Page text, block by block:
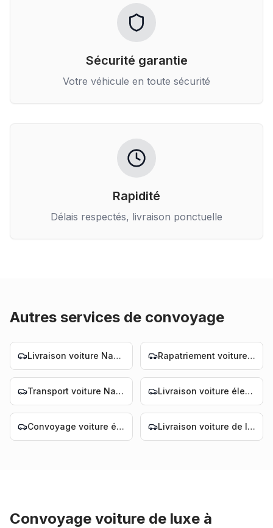
Sécurité garantie
Votre véhicule en toute sécurité
Rapidité
Délais respectés, livraison ponctuelle
Autres services de convoyage
Livraison voiture Nantes Rapatriement voiture Nantes
Transport voiture Nantes Livraison voiture électrique Nantes
Convoyage voiture électrique Nantes Livraison voiture de luxe Nantes
Convoyage voiture de luxe à